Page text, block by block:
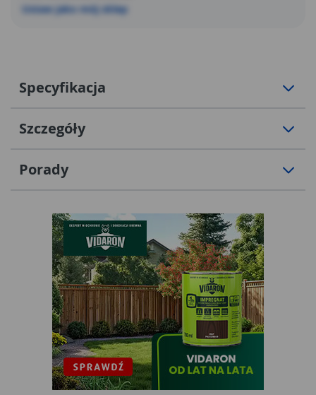
Ustaw jako mój sklep
Specyfikacja
Szczegóły
Porady